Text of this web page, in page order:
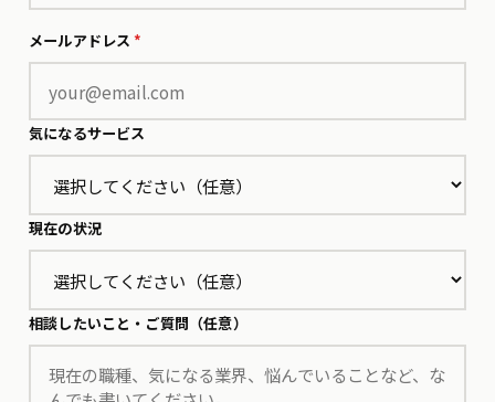
メールアドレス*
気になるサービス
現在の状況
相談したいこと・ご質問（任意）